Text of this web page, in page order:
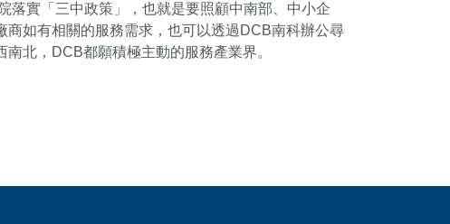
落實「三中政策」，也就是要照顧中南部、中小企
如有相關的服務需求，也可以透過DCB南科辦公尋
北，DCB都願積極主動的服務產業界。